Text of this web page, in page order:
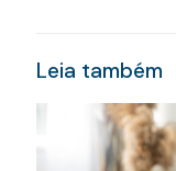
Leia também